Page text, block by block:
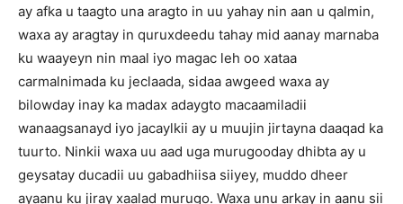
ay afka u taagto una aragto in uu yahay nin aan u qalmin,
waxa ay aragtay in quruxdeedu tahay mid aanay marnaba
ku waayeyn nin maal iyo magac leh oo xataa
carmalnimada ku jeclaada, sidaa awgeed waxa ay
bilowday inay ka madax adaygto macaamiladii
wanaagsanayd iyo jacaylkii ay u muujin jirtayna daaqad ka
tuurto. Ninkii waxa uu aad uga murugooday dhibta ay u
geysatay ducadii uu gabadhiisa siiyey, muddo dheer
ayaanu ku jiray xaalad murugo. Waxa unu arkay in aanu sii